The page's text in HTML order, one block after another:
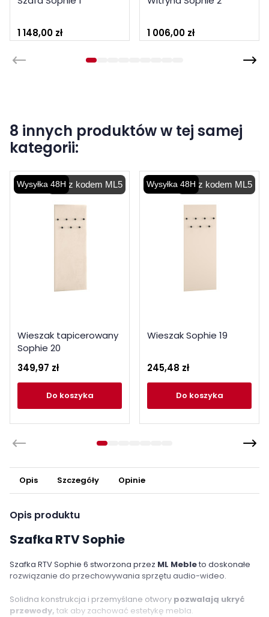
1 148,00 zł 1 006,00 zł
8 innych produktów w tej samej
kategorii:
-5% z kodem ML5
Wysyłka 48H
Wieszak tapicerowany
Sophie 20
349,97 zł
do koszyka
-5% z kodem ML5
Wysyłka 48H
Wieszak Sophie 19
245,48 zł
do koszyka
Opis Szczegóły Opinie
Opis produktu
Szafka RTV Sophie
Szafka RTV Sophie 6 stworzona przez ML Mebleto doskonałe
rozwiązanie do przechowywania sprzętu audio-wideo.
Solidna konstrukcja i przemyślane otwory pozwalają ukryć
przewody, tak aby zachować estetykę mebla.